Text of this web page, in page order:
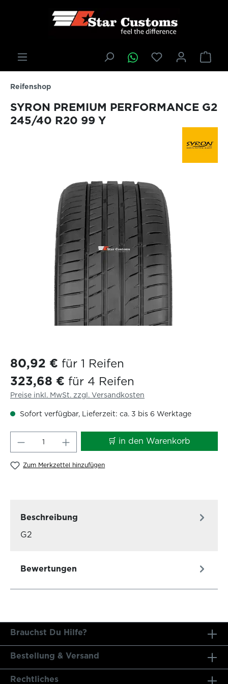
springen
Reifenshop
SYRON PREMIUM PERFORMANCE G2
245/40 R20 99 Y
80,92 € für 1 Reifen
323,68 € für 4 Reifen
Preise inkl. MwSt. zzgl. Versandkosten
Sofort verfügbar, Lieferzeit: ca. 3 bis 6 Werktage
Produkt Anzahl: Gib den🛒 in den Warenkorb
Zum Merkzettel hinzufügen
Beschreibung
G2
Bewertungen
Brauchst Du Hilfe?
Bestellung & Versand
Rechtliches